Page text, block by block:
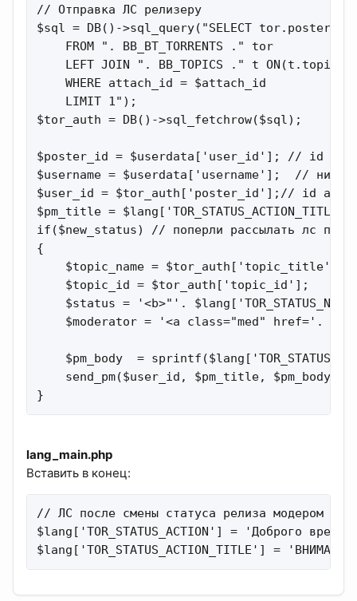
// Отправка ЛС релизеру
$sql = DB()->sql_query("SELECT
    FROM ". BB_BT_TORRENTS ." tor
LEFT JOIN ". BB_TOPICS ." t
    WHERE attach_id = $attach_id
    LIMIT 1");
$tor_auth = DB()->sql_fetchrow($sql);
$poster_id = $userdata['user_id']; // id
$username = $userdata['username'];  // ник
$user_id = $tor_auth['poster_id'];// id автора
$pm_title =
if($new_status) // поперли рассылать лс при
{
    $topic_name = $tor_auth['topic_title'];
    $topic_id = $tor_auth['topic_id'];
$status = '<b>"'.
$moderator = '<a class="med" href='.
$pm_body  =
send_pm($user_id, $pm_title, $pm_body,
}
lang_main.php
Вставить в конец:
// ЛС после смены статуса релиза модером
$lang['TOR_STATUS_ACTION'] = 'Доброго
$lang['TOR_STATUS_ACTION_TITLE'] =